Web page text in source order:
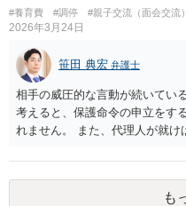
#養育費 #調停 #親子交流（面会交流）
2026年3月24日
笹田 典宏 弁護士
相手の威圧的な言動が続いてい
考えると、保護命令の申立をす
れません。 また、代理人が就
やりとりが相当ご心労になって
士や行政の相談窓口にご相談さ
も